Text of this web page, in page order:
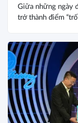
Giữa những ngày
trở thành điểm